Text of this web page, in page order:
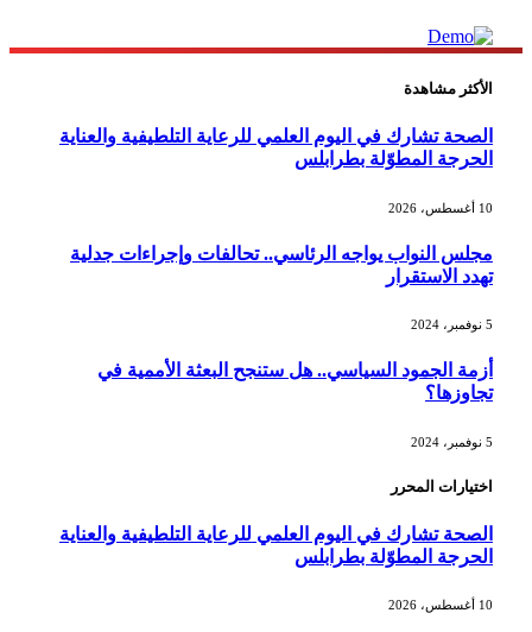
الأكثر مشاهدة
الصحة تشارك في اليوم العلمي للرعاية التلطيفية والعناية
الحرجة المطوّلة بطرابلس
10 أغسطس، 2026
مجلس النواب يواجه الرئاسي.. تحالفات وإجراءات جدلية
تهدد الاستقرار
أزمة الجمود السياسي.. هل ستنجح البعثة الأممية في
تجاوزها؟
اختيارات المحرر
الصحة تشارك في اليوم العلمي للرعاية التلطيفية والعناية
الحرجة المطوّلة بطرابلس
10 أغسطس، 2026